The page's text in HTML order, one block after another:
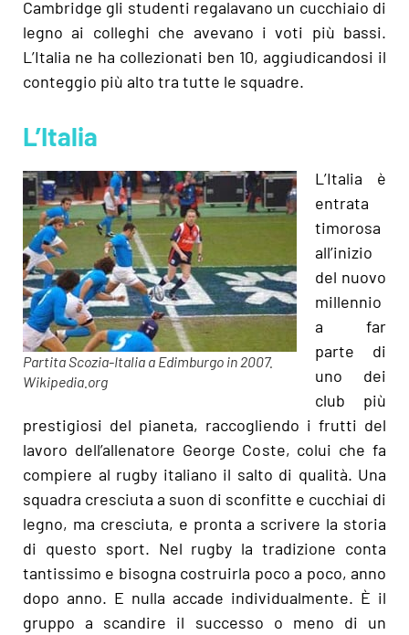
Cambridge gli studenti regalavano un cucchiaio di
legno ai colleghi che avevano i voti più bassi.
L’Italia ne ha collezionati ben 10, aggiudicandosi il
conteggio più alto tra tutte le squadre.
L’Italia
Partita Scozia-Italia a Edimburgo in 2007.
Wikipedia.org
L’Italia è
entrata
timorosa
all’inizio
del nuovo
millennio
a far
parte di
uno dei
club più
prestigiosi del pianeta, raccogliendo i frutti del
lavoro dell’allenatore George Coste, colui che fa
compiere al rugby italiano il salto di qualità. Una
squadra cresciuta a suon di sconfitte e cucchiai di
legno, ma cresciuta, e pronta a scrivere la storia
di questo sport. Nel rugby la tradizione conta
tantissimo e bisogna costruirla poco a poco, anno
dopo anno. E nulla accade individualmente. È il
gruppo a scandire il successo o meno di un